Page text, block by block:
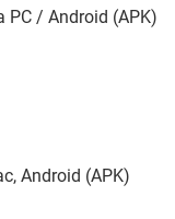
PC / Android (APK)
Android (APK)